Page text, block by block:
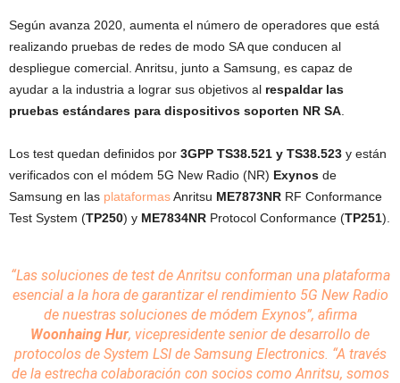
Según avanza 2020, aumenta el número de operadores que está
realizando pruebas de redes de modo SA que conducen al
despliegue comercial. Anritsu, junto a Samsung, es capaz de
ayudar a la industria a lograr sus objetivos al respaldar las
pruebas estándares para dispositivos soporten NR SA
Los test quedan definidos por 3GPP TS38.521 y TS38.523 y están
verificados con el módem 5G New Radio (NR) Exynos de
Samsung en las plataformasAnritsu ME7873NR RF Conformance
Test System (TP250) y ME7834NR Protocol Conformance (TP251).
“Las solucionesde test de Anritsu conforman una plataforma
esencial a la hora de garantizar el rendimiento 5G New Radio
de nuestras soluciones de módem Exynos”, afirma
Woonhaing Hur, vicepresidente senior de desarrollo de
protocolos de System LSI de Samsung Electronics. “A través
de la estrecha colaboración con socios como Anritsu, somos